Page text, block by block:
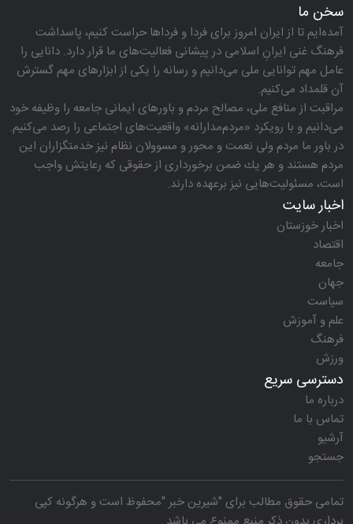
سخن ما
آمده‌ایم تا از ایران امروز برای فردا و فرداها حراست كنیم، پاسداشت
فرهنگ غنی ایرانِ اسلامی در پیشانی فعالیت‌های ما قرار دارد. دانایی را
عامل مهم توانایی ملی می‌دانیم و رسانه را یكی از ابزارهای مهم گسترش
آن قلمداد می‌كنیم.
مراقبت از منافع ملی، مصالح مردم و باورهای ایمانی جامعه را وظیفه خود
می‌دانیم و با رویكرد «مردم‌مدارانه‌» واقعیت‌های اجتماعی را رصد می‌كنیم.
در باور ما مردم ولی نعمت و محور و مسوولان نظام نیز خدمتگزاران این
مردم هستند و هر یك ضمن برخورداری از حقوقی كه رعایتش واجب
است، مسئولیت‌هایی نیز برعهده دارند.
اخبار سایت
اخبار خوزستان
اقتصاد
جامعه
جهان
سیاست
علم و آموزش
فرهنگ
ورزش
دسترسی سریع
درباره ما
تماس با ما
آرشیو
جستجو
تمامی حقوق مطالب برای "شیرین خبر"محفوظ است و هرگونه کپی